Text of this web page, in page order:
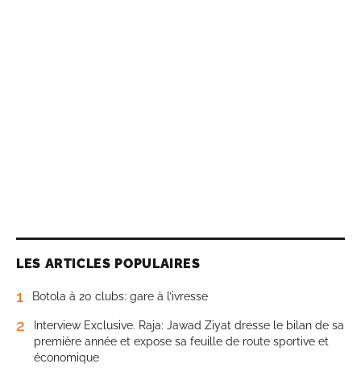
LES ARTICLES POPULAIRES
1 Botola à 20 clubs: gare à l’ivresse
2
Interview Exclusive. Raja: Jawad Ziyat dresse le bilan de sa
première année et expose sa feuille de route sportive et
économique